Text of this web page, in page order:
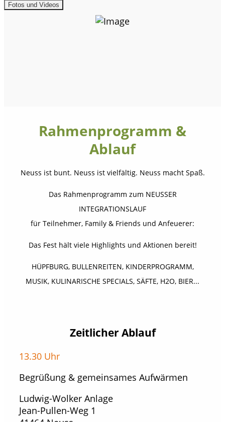
Fotos und Videos
Rahmenprogramm &
Ablauf
Neuss ist bunt. Neuss ist vielfältig. Neuss macht Spaß.
Das Rahmenprogramm zum NEUSSER
INTEGRATIONSLAUF
für Teilnehmer, Family & Friends und Anfeuerer:
Das Fest hält viele Highlights und Aktionen bereit!
HÜPFBURG, BULLENREITEN, KINDERPROGRAMM,
MUSIK, KULINARISCHE SPECIALS, SÄFTE, H2O, BIER...
Zeitlicher Ablauf
13.30 Uhr
Begrüßung & gemeinsames Aufwärmen
Ludwig-Wolker Anlage
Jean-Pullen-Weg 1